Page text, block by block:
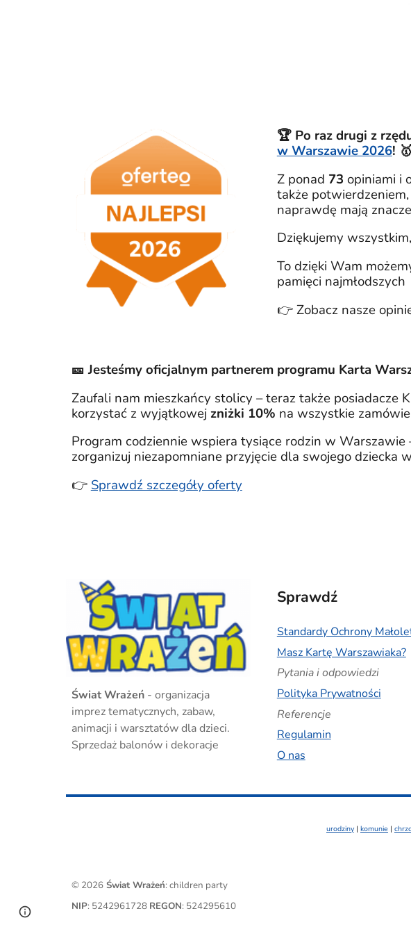
🏆 Po raz drugi z
w Warszawie 2026! 🥇
Z ponad 73 opiniami i
także
naprawdę mają
Dziękujemy
To dzięki Wam
pamięci najmłodszych
👉 Zobacz nasze
🎫 Jesteśmy oficjalnym partnerem programu Karta
Zaufali nam mieszkańcy stolicy – teraz także posiadacze
korzystać z wyjątkowejzniżki 10% na wszystkie
Program codziennie wspiera tysiące rodzin w Warszawie
zorganizuj niezapomniane przyjęcie dla swojego dziecka
👉 Sprawdź szczegóły oferty
Świat Wrażeń- organizacja
imprez tematycznych, zabaw,
animacji i warsztatów dla dzieci.
Sprzedaż balonów i dekoracje
Sprawdź
Standardy Ochrony
Masz Kartę Warszawiaka?
Pytania i odpowiedzi
Polityka Prywatności
Referencje
Regulamin
O nas
urodziny | komunie |
© 2026Świat Wrażeń: children party
NIP: 5242961728 REGON: 524295610
Google Sites Report abuse